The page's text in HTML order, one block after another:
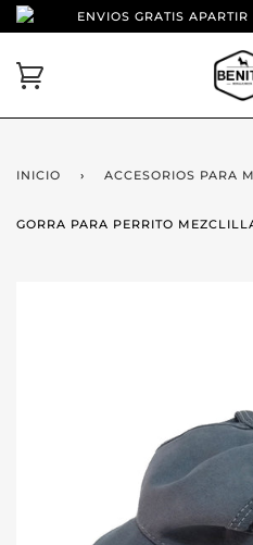
ENVIOS GRATIS
INICIO › ACCESORIOS PARA
GORRA PARA PERRITO